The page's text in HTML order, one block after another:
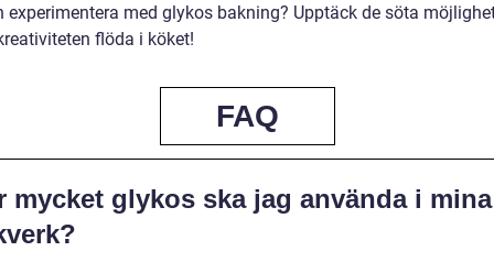
experimentera med glykos bakning? Upptäck de söta
flöda i köket!
FAQ
mycket glykos ska jag använda i mina